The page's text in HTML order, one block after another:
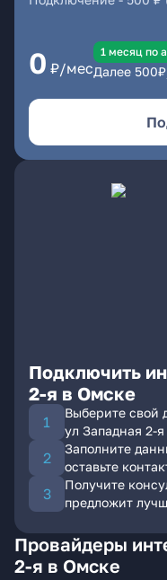
0 ₽/мес
1 месяц по
Далее 500
Подключить
2-я в Омске
Выберите свой
ул Западная 2-я
Заполните
оставьте
Получите
предложит
Провайдеры
2-я в Омске